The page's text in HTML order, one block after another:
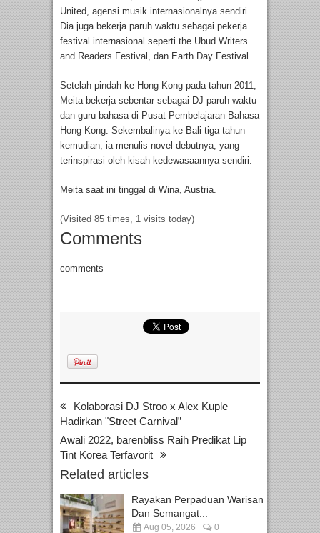
United, agensi musik internasionalnya sendiri.
Dia juga bekerja paruh waktu sebagai pekerja
festival internasional seperti the Ubud Writers
and Readers Festival, dan Earth Day Festival.
Setelah pindah ke Hong Kong pada tahun 2011,
Meita bekerja sebentar sebagai DJ paruh waktu
dan guru bahasa di Pusat Pembelajaran Bahasa
Hong Kong. Sekembalinya ke Bali tiga tahun
kemudian, ia menulis novel debutnya, yang
terinspirasi oleh kisah kedewasaannya sendiri.
Meita saat ini tinggal di Wina, Austria.
(Visited 85 times, 1 visits today)
Comments
comments
Kolaborasi DJ Stroo x Alex Kuple
Hadirkan "Street Carnival”
Awali 2022, barenbliss Raih Predikat Lip
Tint Korea Terfavorit
Related articles
Rayakan Perpaduan Warisan
Dan Semangat...
Aug 05, 2026 0